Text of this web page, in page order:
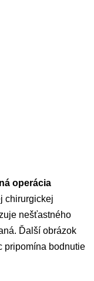
operácia
chirurgickej
nešťastného
Ďalší obrázok
pripomína bodnutie